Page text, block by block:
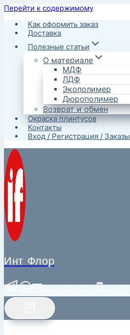
Перейти к содержимому
Как оформить заказ
Доставка
Полезные статьи
О материале
МДФ
ЛДФ
Экополимер
Дюрополимер
Возврат и обмен
Окраска плинтусов
Контакты
Вход / Регистрация / Заказы
Инт Флор